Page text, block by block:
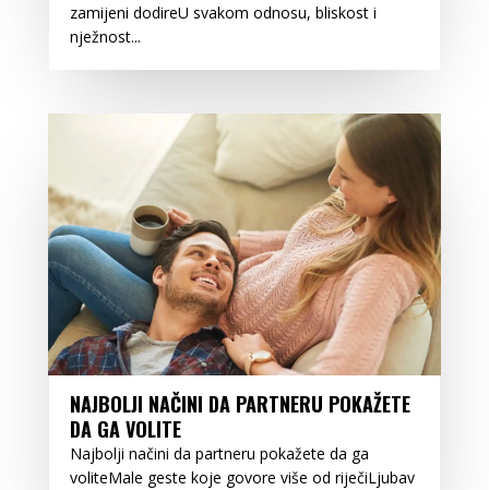
zamijeni dodireU svakom odnosu, bliskost i
nježnost...
NAJBOLJI NAČINI DA PARTNERU POKAŽETE
DA GA VOLITE
Najbolji načini da partneru pokažete da ga
voliteMale geste koje govore više od riječiLjubav